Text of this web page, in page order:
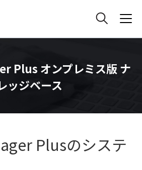
Plus オンプレミス版 ナ
ッジベース
Plusのシステ